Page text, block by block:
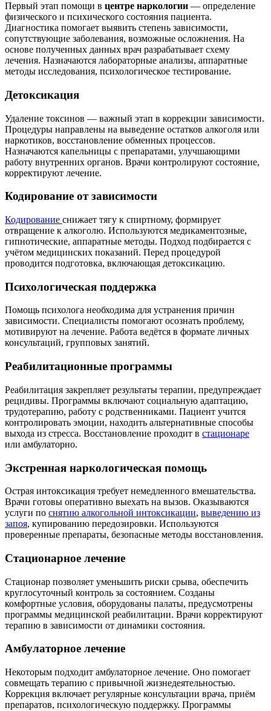
Первый этап помощи в центре наркологии — определение
физического и психического состояния пациента.
Диагностика помогает выявить степень зависимости,
сопутствующие заболевания, возможные осложнения. На
основе полученных данных врач разрабатывает схему
лечения. Назначаются лабораторные анализы, аппаратные
методы исследования, психологическое тестирование.
Детоксикация
Удаление токсинов — важный этап в коррекции зависимости.
Процедуры направлены на выведение остатков алкоголя или
наркотиков, восстановление обменных процессов.
Назначаются капельницы с препаратами, улучшающими
работу внутренних органов. Врачи контролируют состояние,
корректируют лечение.
Кодирование от зависимости
Кодирование снижает тягу к спиртному, формирует
отвращение к алкоголю. Используются медикаментозные,
гипнотические, аппаратные методы. Подход подбирается с
учётом медицинских показаний. Перед процедурой
проводится подготовка, включающая детоксикацию.
Психологическая поддержка
Помощь психолога необходима для устранения причин
зависимости. Специалисты помогают осознать проблему,
мотивируют на лечение. Работа ведётся в формате личных
консультаций, групповых занятий.
Реабилитационные программы
Реабилитация закрепляет результаты терапии, предупреждает
рецидивы. Программы включают социальную адаптацию,
трудотерапию, работу с родственниками. Пациент учится
контролировать эмоции, находить альтернативные способы
выхода из стресса. Восстановление проходит в стационаре
или амбулаторно.
Экстренная наркологическая помощь
Острая интоксикация требует немедленного вмешательства.
Врачи готовы оперативно выехать на вызов. Оказываются
услуги по снятию алкогольной интоксикации, выведению из
запоя, купированию передозировки. Используются
проверенные препараты, безопасные методы восстановления.
Стационарное лечение
Стационар позволяет уменьшить риски срыва, обеспечить
круглосуточный контроль за состоянием. Созданы
комфортные условия, оборудованы палаты, предусмотрены
программы медицинской реабилитации. Врачи корректируют
терапию в зависимости от динамики состояния.
Амбулаторное лечение
Некоторым подходит амбулаторное лечение. Оно помогает
совмещать терапию с привычной жизнедеятельностью.
Коррекция включает регулярные консультации врача, приём
препаратов, психологическую поддержку. Программы